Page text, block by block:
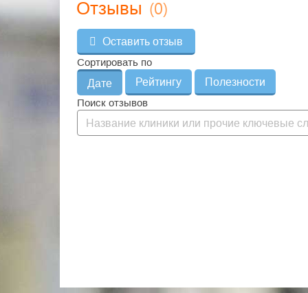
Отзывы (0)
Оставить отзыв
Сортировать по
Дате
Рейтингу
Полезности
Поиск отзывов